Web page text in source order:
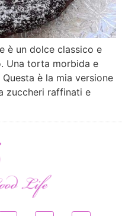
è un dolce classico e
Una torta morbida e
è la mia versione
zuccheri raffinati e